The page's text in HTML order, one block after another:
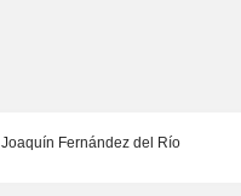
Joaquín Fernández del Río